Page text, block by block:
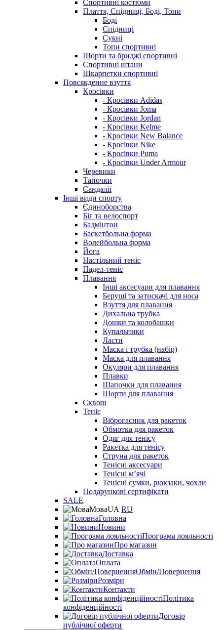
Спортивні костюми
Плаття, Спідниці, Боді, Топи
Боді
Спідниці
Сукні
Топи спортивні
Шорти та бриджі спортивні
Спортивні штани
Шкарпетки спортивні
Повсякденне взуття
Кросівки
- Кросівки Adidas
- Кросівки Joma
- Кросівки Jordan
- Кросівки Kelme
- Кросівки New Balance
- Кросівки Nike
- Кросівки Puma
- Кросівки Under Armour
Черевики
Тапочки
Сандалії
Інші види спорту
Єдиноборства
Біг та велоспорт
Бадмінтон
Баскетбольна форма
Волейбольна форма
Йога
Настільний теніс
Падел-теніс
Плавання
Інші аксесуари для плавання
Беруші та затискачі для носа
Взуття для плавання
Дихальна трубка
Дошки та колобашки
Купальники
Ласти
Маска і трубка (набір)
Маска для плавання
Окуляри для плавання
Плавки
Шапочки для плавання
Шорти для плавання
Сквош
Теніс
Віброгасник для ракеток
Обмотка для ракеток
Одяг для тенісу
Ракетка для тенісу
Струна для ракеток
Тенісні аксесуари
Тенісні мʼячі
Тенісні сумки, рюкзаки, чохли
Подарункові сертифікати
SALE
МоваUA RU
Головна
Новини
Програма лояльності
Про магазин
Доставка
Оплата
Обмін/Повернення
Розміри
Контакти
Політика
конфіденційності
Договір
публічної оферти